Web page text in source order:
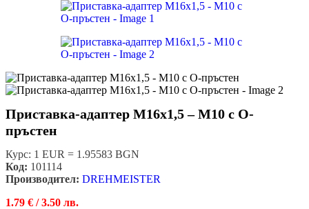
Приставка-адаптер М16х1,5 – М10 с О-
пръстен
Курс: 1 EUR = 1.95583 BGN
Код: 101114
Производител: DREHMEISTER
1.79 € / 3.50 лв.